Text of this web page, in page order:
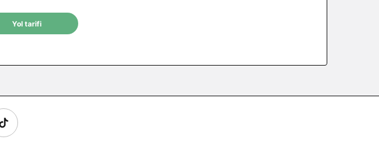
Yol tarifi